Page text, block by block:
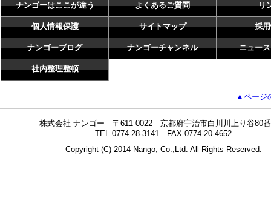
ナンゴーはここが違う よくあるご質問 リ
個人情報保護 サイトマップ 採
ナンゴーブログ ナンゴーチャンネル ニュー
社内整理整頓
▲ページ
株式会社 ナンゴー 〒611-0022 京都府宇治市白川川上り谷80
TEL 0774-28-3141 FAX 0774-20-4652
Copyright (C) 2014 Nango, Co.,Ltd. All Rights Reserved.